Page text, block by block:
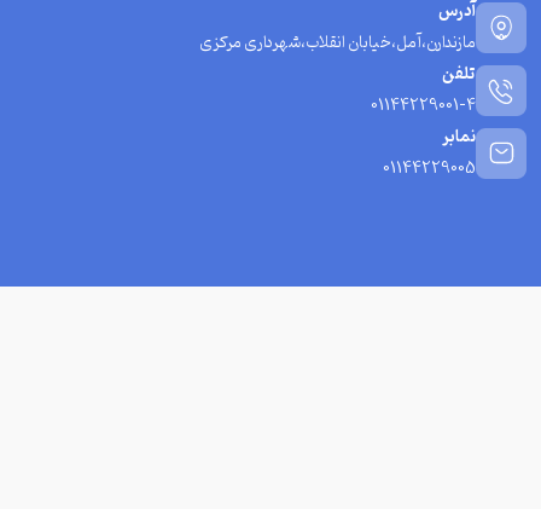
آدرس
مازندارن،آمل،خیابان انقلاب،شهرداری مرکزی
تلفن
01144229001-4
نمابر
01144229005